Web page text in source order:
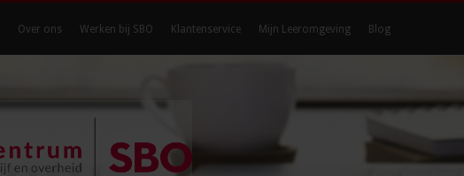
Over ons Werken bij SBO Klantenservice Mijn Leeromgeving Blog